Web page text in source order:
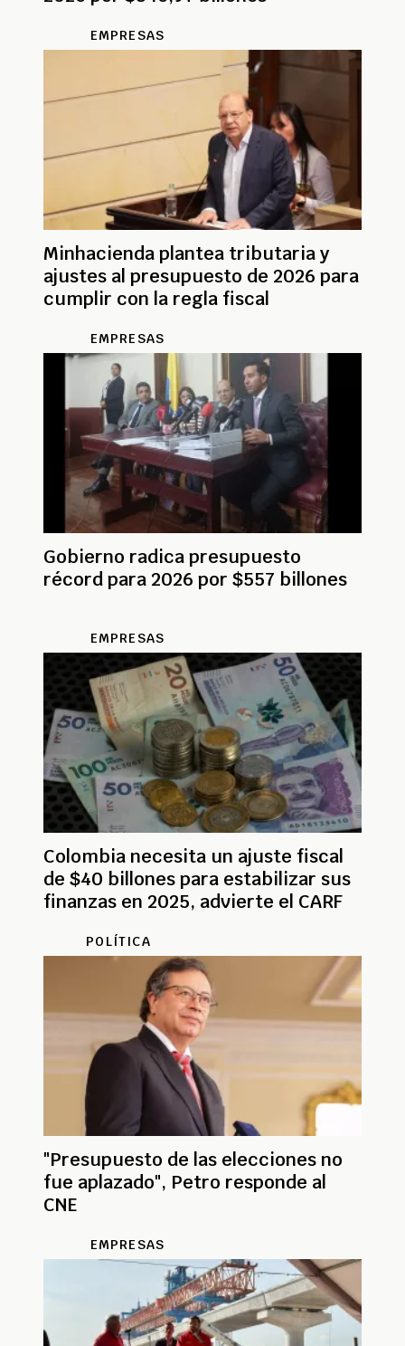
EMPRESAS
Minhacienda plantea tributaria y
ajustes al presupuesto de 2026 para
cumplir con la regla fiscal
EMPRESAS
Gobierno radica presupuesto
récord para 2026 por $557 billones
EMPRESAS
Colombia necesita un ajuste fiscal
de $40 billones para estabilizar sus
finanzas en 2025, advierte el CARF
POLÍTICA
"Presupuesto de las elecciones no
fue aplazado", Petro responde al
CNE
EMPRESAS